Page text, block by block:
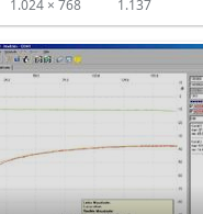
1.024 × 768 1.137